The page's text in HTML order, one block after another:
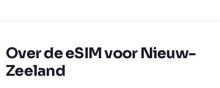
Over de eSIM voor Nieuw-
Zeeland